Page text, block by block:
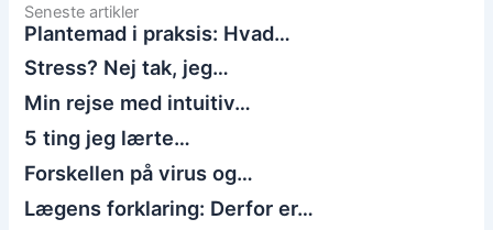
Seneste artikler
Plantemad i praksis: Hvad…
Stress? Nej tak, jeg…
Min rejse med intuitiv…
5 ting jeg lærte…
Forskellen på virus og…
Lægens forklaring: Derfor er…